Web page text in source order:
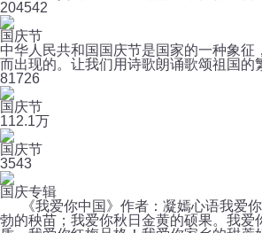
204542
国庆节
中华人民共和国国庆节是国家的一种象征
而出现的。让我们用诗歌朗诵歌颂祖国的
81726
国庆节
112.1万
国庆节
3543
国庆专辑
《我爱你中国》作者：凝嫣心语我爱
勃的秧苗；我爱你秋日金黄的硕果。我爱